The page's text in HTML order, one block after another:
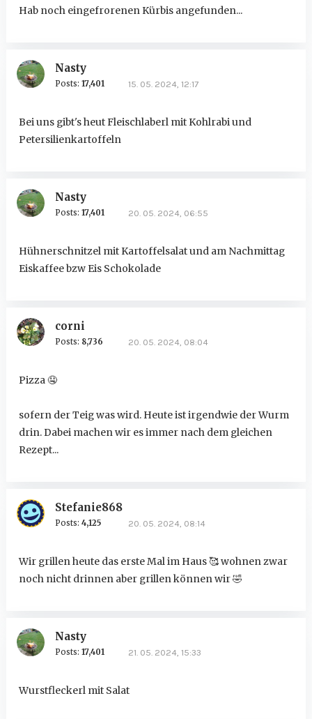
Hab noch eingefrorenen Kürbis angefunden...
Nasty
Posts: 17,401 15. 05. 2024, 12:17
Bei uns gibt's heut Fleischlaberl mit Kohlrabi und
Petersilienkartoffeln
Nasty
Posts: 17,401 20. 05. 2024, 06:55
Hühnerschnitzel mit Kartoffelsalat und am Nachmittag
Eiskaffee bzw Eis Schokolade
corni
Posts: 8,736 20. 05. 2024, 08:04
Pizza🤤
sofern der Teig was wird. Heute ist irgendwie der Wurm
drin. Dabei machen wir es immer nach dem gleichen
Rezept...
Stefanie868
Posts: 4,125 20. 05. 2024, 08:14
Wir grillen heute das erste Mal im Haus 🥰 wohnen zwar
noch nicht drinnen aber grillen können wir🤣
Nasty
Posts: 17,401 21. 05. 2024, 15:33
Wurstfleckerl mit Salat